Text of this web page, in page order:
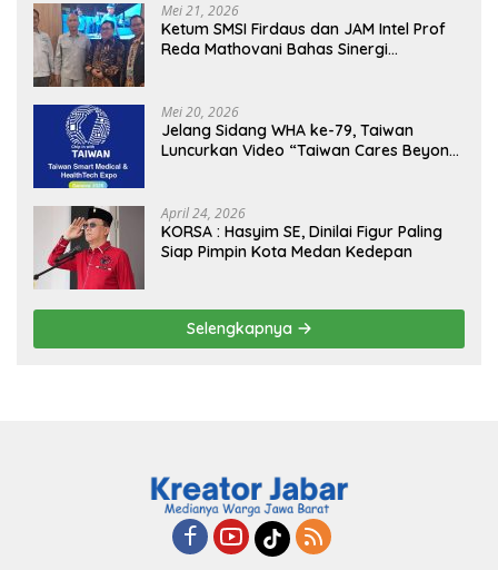
Mei 21, 2026
Ketum SMSI Firdaus dan JAM Intel Prof
Reda Mathovani Bahas Sinergi
MBG, Perkuat Pengawasan Program
Pemerintah
Mei 20, 2026
Jelang Sidang WHA ke-79, Taiwan
Luncurkan Video “Taiwan Cares Beyond
April 24, 2026
KORSA : Hasyim SE, Dinilai Figur Paling
Siap Pimpin Kota Medan Kedepan
Selengkapnya